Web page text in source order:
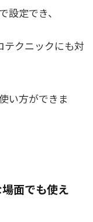
で設定でき、
テクニックにも対
い方ができま
面でも使え